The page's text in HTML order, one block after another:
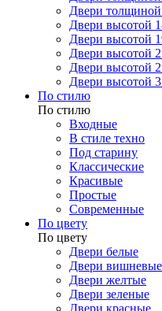
Двери
Двери высотой
Двери высотой
Двери высотой
Двери высотой 2
Двери высотой 3
По стилю
По стилю
Входные
В стиле техно
Под старину
Классические
Красивые
Простые
Современные
По цвету
По цвету
Двери белые
Двери вишневые
Двери желтые
Двери зеленые